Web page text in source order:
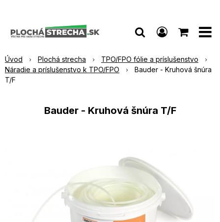
Úvod Plochá strecha
TPO/FPO fólie a príslušenstvo
Náradie a príslušenstvo k TPO/FPO
Bauder - Kruhová šnúra
T/F
Bauder - Kruhová šnúra T/F